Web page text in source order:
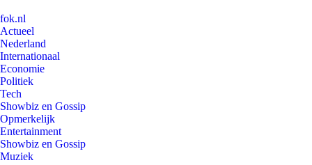
fok.nl
Actueel
Nederland
Internationaal
Economie
Politiek
Tech
Showbiz en Gossip
Opmerkelijk
Entertainment
Showbiz en Gossip
Muziek